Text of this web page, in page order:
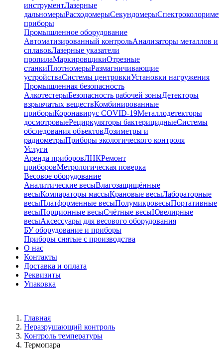
инструментЛазерные
дальномерыРасходомерыСекундомеры
приборы
Промышленное оборудование
Автоматизированный контрольАнализаторы металлов и
сплавовЛазерные указатели
пропилаМаркировщикиОтрезные
станкиПлотномерыРазмагничивающие
устройстваСистемы центровкиУстановки нагружения
Промышленная безопасность
АлкотестерыБезопасность рабочей зоныДетекторы
взрывчатых веществКомбинированные
приборыКоронавирус COVID-19Металлодетекторы
досмотровыеРециркуляторы бактерицидныеСистемы
обследования объектовДозиметры и
радиометрыПриборы экологического контроля
Услуги
Аренда приборовЛНКРемонт
приборовМетрологическая поверка
Весовое оборудование
Аналитические весыВлагозащищённые
весыКомпараторы массыКрановые весыЛабораторные
весыПлатформенные весыПолумикровесыПортативные
весыПорционные весыСчётные весыЮвелирные
весыАксессуары для весового оборудования
БУ оборудование и приборы
Приборы снятые с производства
О нас
Контакты
Доставка и оплата
Реквизиты
Упаковка
Главная
Неразрушающий контроль
Контроль температуры
Термопара